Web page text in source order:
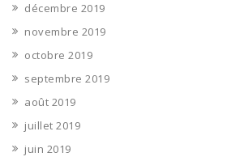
décembre 2019
novembre 2019
octobre 2019
septembre 2019
août 2019
juillet 2019
juin 2019